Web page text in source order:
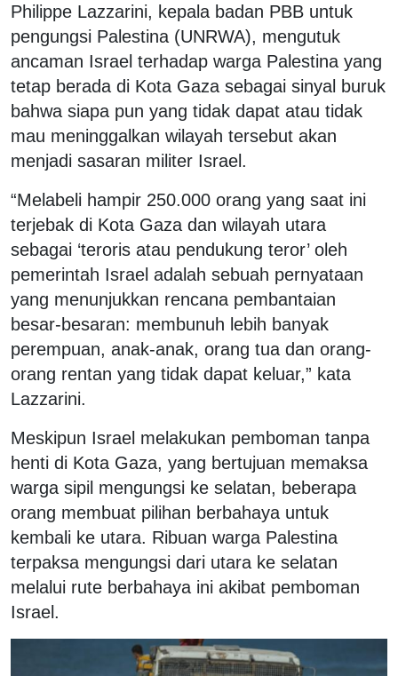
Philippe Lazzarini, kepala badan PBB untuk
pengungsi Palestina (UNRWA), mengutuk
ancaman Israel terhadap warga Palestina yang
tetap berada di Kota Gaza sebagai sinyal buruk
bahwa siapa pun yang tidak dapat atau tidak
mau meninggalkan wilayah tersebut akan
menjadi sasaran militer Israel.
“Melabeli hampir 250.000 orang yang saat ini
terjebak di Kota Gaza dan wilayah utara
sebagai ‘teroris atau pendukung teror’ oleh
pemerintah Israel adalah sebuah pernyataan
yang menunjukkan rencana pembantaian
besar-besaran: membunuh lebih banyak
perempuan, anak-anak, orang tua dan orang-
orang rentan yang tidak dapat keluar,” kata
Lazzarini.
Meskipun Israel melakukan pemboman tanpa
henti di Kota Gaza, yang bertujuan memaksa
warga sipil mengungsi ke selatan, beberapa
orang membuat pilihan berbahaya untuk
kembali ke utara. Ribuan warga Palestina
terpaksa mengungsi dari utara ke selatan
melalui rute berbahaya ini akibat pemboman
Israel.